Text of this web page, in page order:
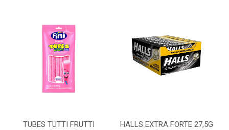
TUBES TUTTI FRUTTI
HALLS EXTRA FORTE 27,5G